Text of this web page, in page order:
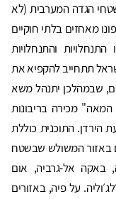
על כ-70 אחוזים משטחי הגדה המערבית (לא
מאחזים בלתי חוקיים
התנחלויות והתנחלויות
תתחייב להקפיא את
שבמהלכן יתנהל משא
מכירה בריבונות
הירדן. התוכנית כוללת
באזור המשולש שבשטח
באקה אל-גרביה, אום
על פיה, באזורים